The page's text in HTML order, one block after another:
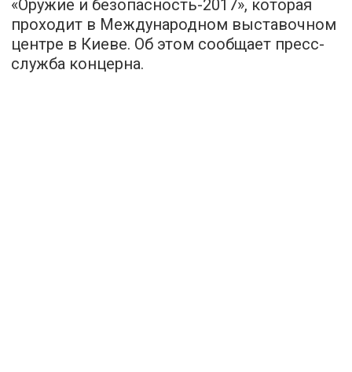
«Оружие и безопасность-2017», которая
проходит в Международном выставочном
центре в Киеве. Об этом сообщает пресс-
служба концерна.